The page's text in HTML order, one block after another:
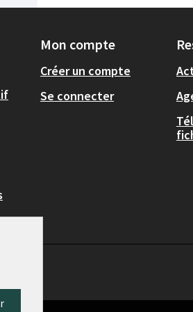
Mon compte
Créer un compte
Se connecter